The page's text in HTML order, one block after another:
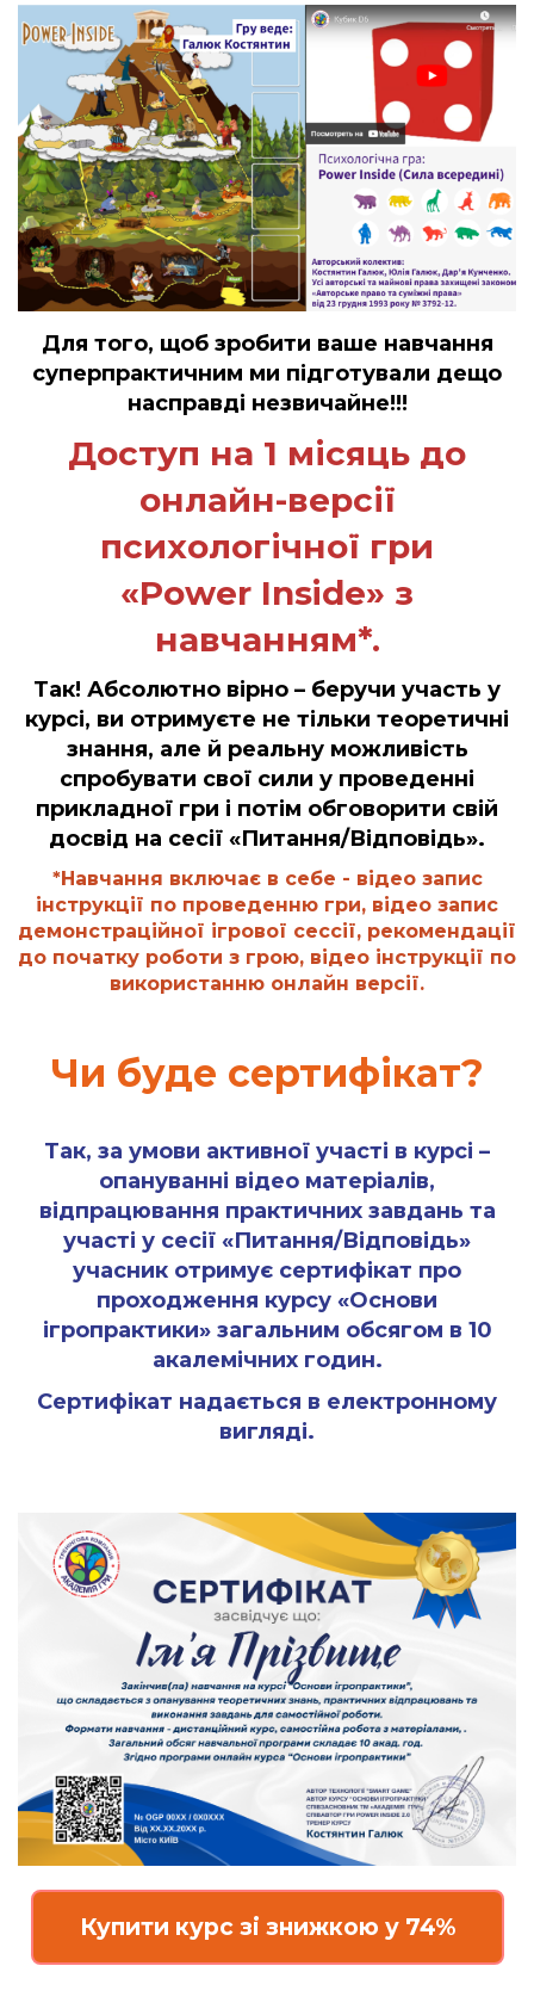
Для того, щоб зробити ваше навчання
суперпрактичним ми підготували дещо
насправді незвичайне!!!
Доступ на 1 місяць до
онлайн-версії
психологічної гри
«Power Inside» з
навчанням*.
Так! Абсолютно вірно – беручи участь у
курсі, ви отримуєте не тільки теоретичні
знання, але й реальну можливість
спробувати свої сили у проведенні
прикладної гри і потім обговорити свій
досвід на сесії «Питання/Відповідь».
*Навчання включає в себе - відео запис
інструкції по проведенню гри, відео запис
демонстраційної ігрової сессії, рекомендації
до початку роботи з грою, відео інструкції по
використанню онлайн версії.
Чи буде сертифікат?
Так, за умови активної участі в курсі –
опануванні відео матеріалів,
відпрацювання практичних завдань та
участі у сесії «Питання/Відповідь»
учасник отримує сертифікат про
проходження курсу «Основи
ігропрактики» загальним обсягом в 10
акалемічних годин.
Сертифікат надається в електронному
вигляді.
Купити курс зі знижкою у 74%